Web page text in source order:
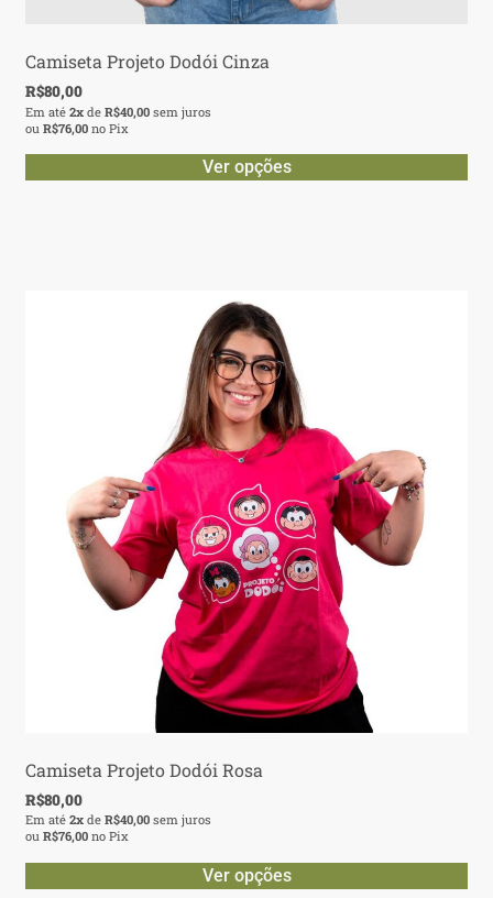
Camiseta Projeto Dodói Cinza
R$80,00
Em até2x deR$40,00 sem juros
ouR$76,00 no Pix
Ver opções
Camiseta Projeto Dodói Rosa
R$80,00
Em até2x deR$40,00 sem juros
ouR$76,00 no Pix
Ver opções